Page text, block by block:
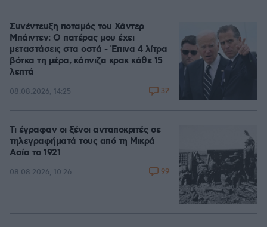
Συνέντευξη ποταμός του Χάντερ
Μπάιντεν: Ο πατέρας μου έχει
μεταστάσεις στα οστά - Έπινα 4 λίτρα
βότκα τη μέρα, κάπνιζα κρακ κάθε 15
λεπτά
08.08.2026, 14:25 32
Τι έγραφαν οι ξένοι ανταποκριτές σε
τηλεγραφήματά τους από τη Μικρά
Ασία το 1921
08.08.2026, 10:26 99